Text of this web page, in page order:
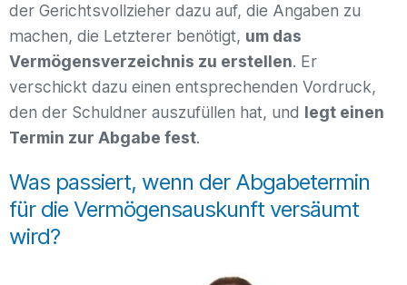
der Gerichtsvollzieher dazu auf, die Angaben zu
machen, die Letzterer benötigt, um das
Vermögensverzeichnis zu erstellen. Er
verschickt dazu einen entsprechenden Vordruck,
den der Schuldner auszufüllen hat, und legt einen
Termin zur Abgabe fest.
Was passiert, wenn der Abgabetermin
für die Vermögensauskunft versäumt
wird?